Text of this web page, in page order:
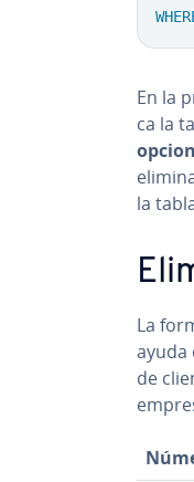
En la
ca la
la
La
ayuda
de